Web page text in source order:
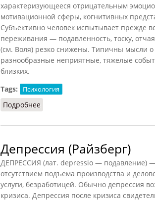
характеризующееся отрицательным
мотивационной сферы, когнитивных
Субъективно человек испытывает прежде
переживания — подавленность, тоску,
(см. Воля) резко снижены. Типичны мысли о
разнообразные неприятные, тяжелые
близких.
Tags:
Психология
Подробнее
Депрессия (Райзберг)
ДЕПРЕССИЯ (лат. depressio — подавление) —
отсутствием подъема производства и
услуги, безработицей. Обычно депрессия
кризиса. Депрессия после кризиса